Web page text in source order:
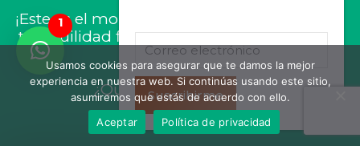
¡Este es el momento de dar el paso hacia tu
tranquilidad financiera y vivir la vida que te
mereces!
¿Qué estás esperando?
Suscribirme
Usamos cookies para asegurar que te damos la mejor
experiencia en nuestra web. Si continúas usando este sitio,
asumiremos que estás de acuerdo con ello.
Aceptar
Política de privacidad